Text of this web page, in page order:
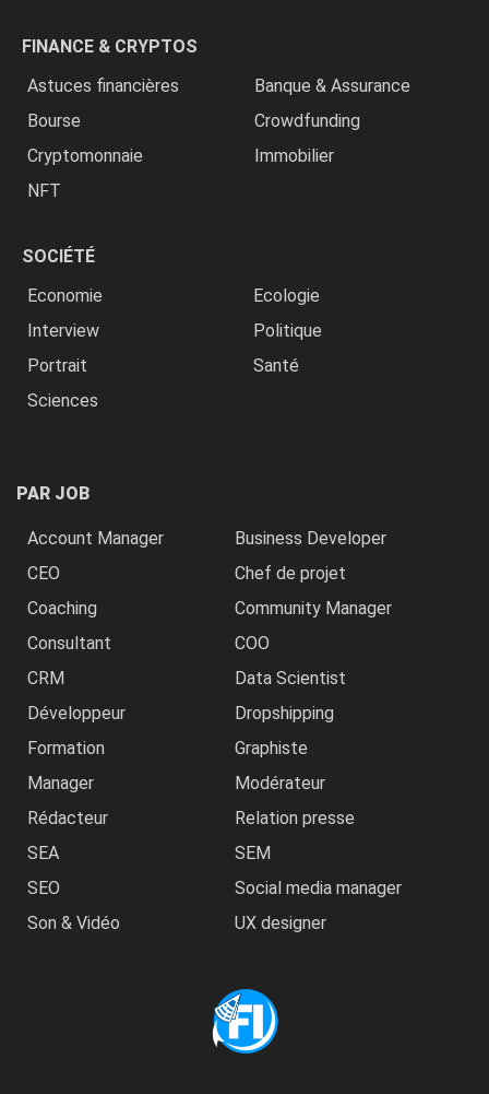
FINANCE & CRYPTOS
Astuces financières
Banque & Assurance
Bourse
Crowdfunding
Cryptomonnaie
Immobilier
NFT
SOCIÉTÉ
Economie
Ecologie
Interview
Politique
Portrait
Santé
Sciences
PAR JOB
Account Manager
Business Developer
CEO
Chef de projet
Coaching
Community Manager
Consultant
COO
CRM
Data Scientist
Développeur
Dropshipping
Formation
Graphiste
Manager
Modérateur
Rédacteur
Relation presse
SEA
SEM
SEO
Social media manager
Son & Vidéo
UX designer